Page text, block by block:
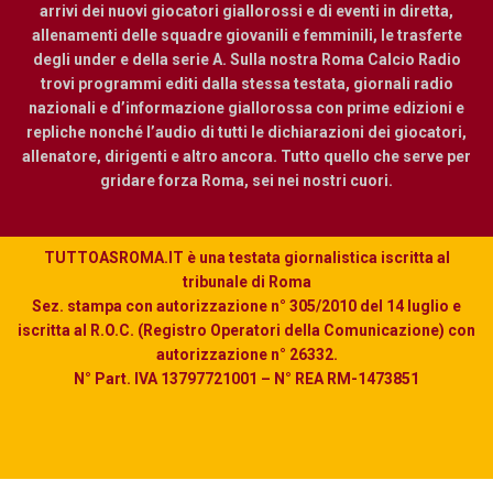
arrivi dei nuovi giocatori giallorossi e di eventi in diretta,
allenamenti delle squadre giovanili e femminili, le trasferte
degli under e della serie A. Sulla nostra Roma Calcio Radio
trovi programmi editi dalla stessa testata, giornali radio
nazionali e d’informazione giallorossa con prime edizioni e
repliche nonché l’audio di tutti le dichiarazioni dei giocatori,
allenatore, dirigenti e altro ancora. Tutto quello che serve per
gridare forza Roma, sei nei nostri cuori.
TUTTOASROMA.IT è una testata giornalistica iscritta al
tribunale di Roma
Sez. stampa con autorizzazione n° 305/2010 del 14 luglio e
iscritta al R.O.C. (Registro Operatori della Comunicazione) con
autorizzazione n° 26332.
N° Part. IVA 13797721001 – N° REA RM-1473851